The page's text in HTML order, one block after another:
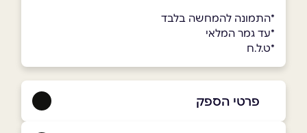
*התמונה להמחשה בלבד
*עד גמר המלאי
*ט.ל.ח
פרטי הספק